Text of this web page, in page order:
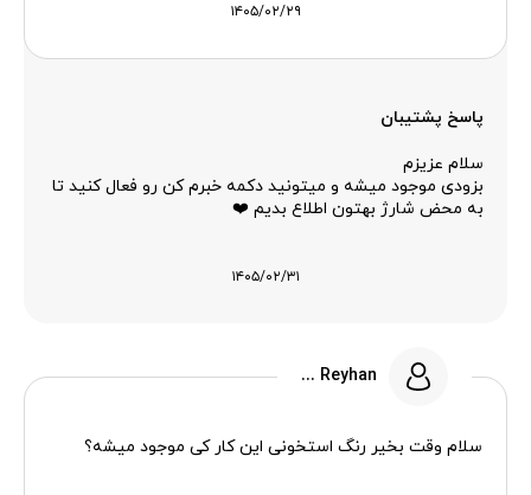
۱۴۰۵/۰۲/۲۹
پاسخ پشتیبان
سلام عزیزم
بزودی موجود میشه و میتونید دکمه خبرم کن رو فعال کنید تا
به محض شارژ بهتون اطلاع بدیم ❤️
۱۴۰۵/۰۲/۳۱
Reyhan ...
سلام وقت بخیر رنگ استخونی این کار کی موجود میشه؟